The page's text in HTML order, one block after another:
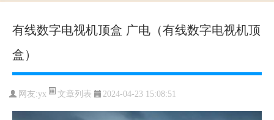
有线数字电视机顶盒 广电（有线数字电视机顶
盒）
网友:yx 文章列表 2024-04-23 15:08:51